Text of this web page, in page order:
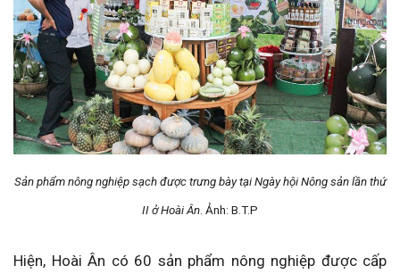
Sản phẩm nông nghiệp sạch được trưng bày tại Ngày hội Nông sản lần thứ
II ở Hoài Ân. Ảnh: B.T.P
Hiện, Hoài Ân có 60 sản phẩm nông nghiệp được cấp